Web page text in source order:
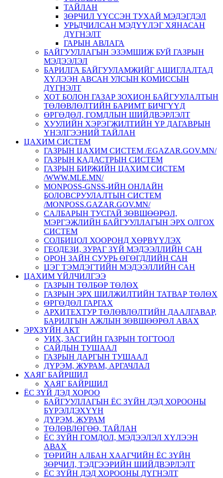
ТАЙЛАН
ЗӨРЧИЛ ҮҮССЭН ТУХАЙ МЭДЭГДЭЛ
УРЬДЧИЛСАН МЭДҮҮЛЭГ ХЯНАСАН
ДҮГНЭЛТ
ГАРЫН АВЛАГА
БАЙГУУЛЛАГЫН ЭЗЭМШИЖ БУЙ ГАЗРЫН
МЭДЭЭЛЭЛ
БАРИЛГА БАЙГУУЛАМЖИЙГ АШИГЛАЛТАД
ХҮЛЭЭН АВСАН УЛСЫН КОМИССЫН
ДҮГНЭЛТ
ХОТ БОЛОН ГАЗАР ЗОХИОН БАЙГУУЛАЛТЫН
ТӨЛӨВЛӨЛТИЙН БАРИМТ БИЧГҮҮД
ӨРГӨДӨЛ, ГОМДЛЫН ШИЙДВЭРЛЭЛТ
ХУУЛИЙН ХЭРЭГЖИЛТИЙН ҮР ДАГАВРЫН
ҮНЭЛГЭЭНИЙ ТАЙЛАН
ЦАХИМ СИСТЕМ
ГАЗРЫН ЦАХИМ СИСТЕМ /EGAZAR.GOV.MN/
ГАЗРЫН КАДАСТРЫН СИСТЕМ
ГАЗРЫН БИРЖИЙН ЦАХИМ СИСТЕМ
/WWW.MLE.MN/
MONPOSS-GNSS-ИЙН ОНЛАЙН
БОЛОВСРУУЛАЛТЫН СИСТЕМ
/MONPOSS.GAZAR.GOV.MN/
CАЛБАРЫН ТУСГАЙ ЗӨВШӨӨРӨЛ,
МЭРГЭЖЛИЙН БАЙГУУЛЛАГЫН ЭРХ ОЛГОХ
СИСТЕМ
СОЛБИЦОЛ ХООРОНД ХӨРВҮҮЛЭХ
ГЕОДЕЗИ, ЗУРАГ ЗҮЙ МЭДЭЭЛЛИЙН САН
ОРОН ЗАЙН СУУРЬ ӨГӨГДЛИЙН САН
ЦЭГ ТЭМДЭГТИЙН МЭДЭЭЛЛИЙН САН
ЦАХИМ ҮЙЛЧИЛГЭЭ
ГАЗРЫН ТӨЛБӨР ТӨЛӨХ
ГАЗРЫН ЭРХ ШИЛЖИЛТИЙН ТАТВАР ТӨЛӨХ
ӨРГӨДӨЛ ГАРГАХ
АРХИТЕХТУР ТӨЛӨВЛӨЛТИЙН ДААЛГАВАР,
БАРИЛГЫН АЖЛЫН ЗӨВШӨӨРӨЛ АВАХ
ЭРХЗҮЙН АКТ
УИХ, ЗАСГИЙН ГАЗРЫН ТОГТООЛ
САЙДЫН ТУШААЛ
ГАЗРЫН ДАРГЫН ТУШААЛ
ДҮРЭМ, ЖУРАМ, АРГАЧЛАЛ
ХАЯГ БАЙРШИЛ
ХАЯГ БАЙРШИЛ
ЁС ЗҮЙ ДЭД ХОРОО
БАЙГУУЛЛАГЫН ЁС ЗҮЙН ДЭД ХОРООНЫ
БҮРЭЛДЭХҮҮН
ДҮРЭМ, ЖУРАМ
ТӨЛӨВЛӨГӨӨ, ТАЙЛАН
ЁС ЗҮЙН ГОМДОЛ, МЭДЭЭЛЭЛ ХҮЛЭЭН
АВАХ
ТӨРИЙН АЛБАН ХААГЧИЙН ЁС ЗҮЙН
ЗӨРЧИЛ, ТЭДГЭЭРИЙН ШИЙДВЭРЛЭЛТ
ЁС ЗҮЙН ДЭД ХОРООНЫ ДҮГНЭЛТ